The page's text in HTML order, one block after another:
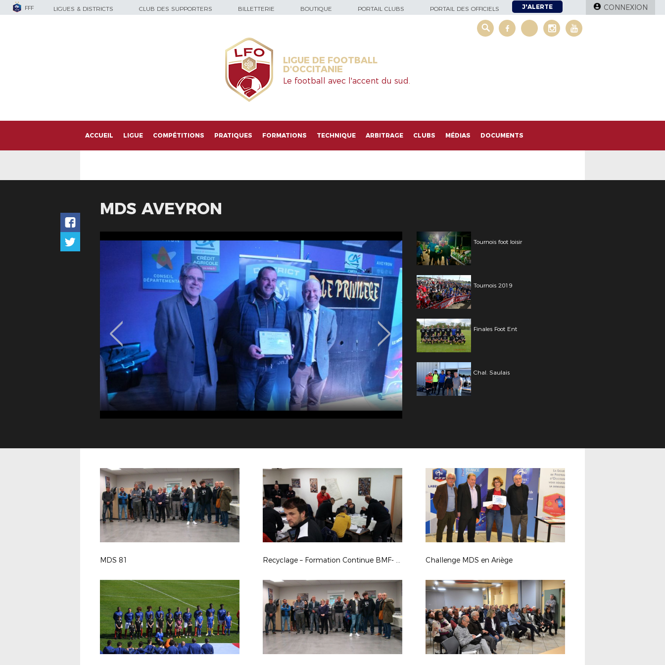
FFF LIGUES & DISTRICTS CLUB DES SUPPORTERS BILLETTERIE BOUTIQUE PORTAIL CLUBS PORTAIL DES OFFICIELS J'ALERTE CONNEXION
LIGUE DE FOOTBALL
D'OCCITANIE
Le football avec l'accent du sud.
ACCUEIL LIGUE COMPÉTITIONS PRATIQUES FORMATIONS TECHNIQUE ARBITRAGE CLUBS MÉDIAS DOCUMENTS
MDS AVEYRON
Tournois foot loisir
Tournois 2019
Finales Foot Ent
Chal. Saulais
MDS 81 Recyclage – Formation Continue BMF- BEF-BEES à St GAUDENS Challenge MDS en Ariège